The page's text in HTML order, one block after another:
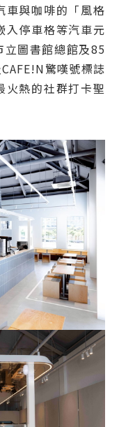
車與咖啡的「風格
入停車格等汽車元
圖書館總館及85
驚嘆號標誌
火熱的社群打卡聖